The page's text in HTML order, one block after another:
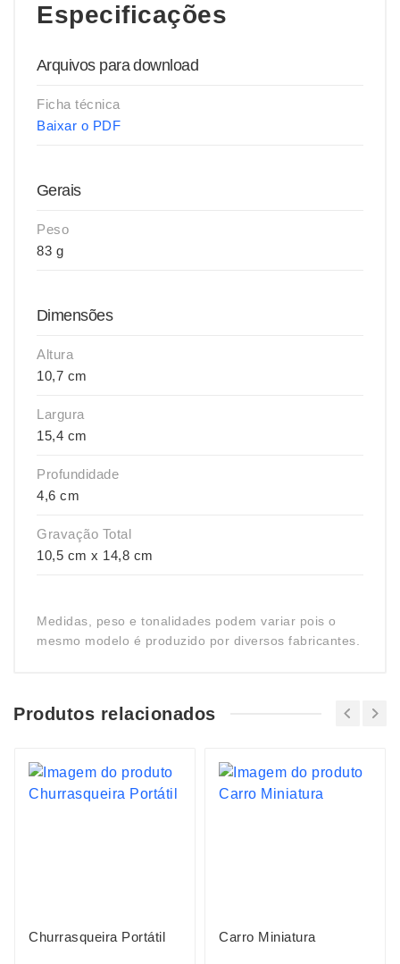
Especificações
Arquivos para download
Ficha técnica
Baixar o PDF
Gerais
Peso
83 g
Dimensões
Altura
10,7 cm
Largura
15,4 cm
Profundidade
4,6 cm
Gravação Total
10,5 cm x 14,8 cm
Medidas, peso e tonalidades podem variar pois o
mesmo modelo é produzido por diversos fabricantes.
Produtos relacionados
Churrasqueira Portátil Carro Miniatura